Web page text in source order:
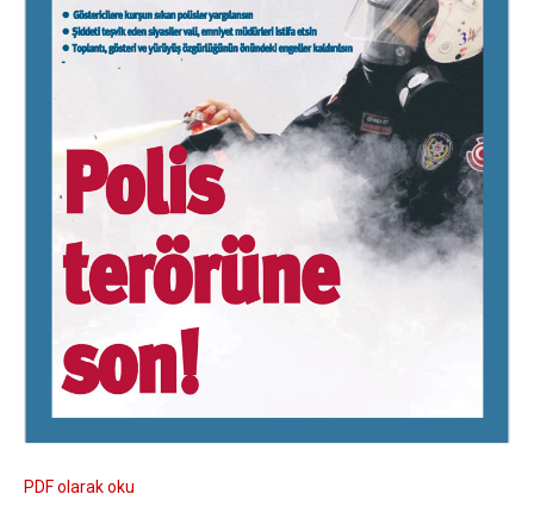
PDF olarak oku